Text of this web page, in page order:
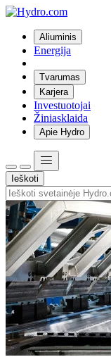
Aliuminis
Energija
Tvarumas
Karjera
Investuotojai
Žiniasklaida
Apie Hydro
Ieškoti